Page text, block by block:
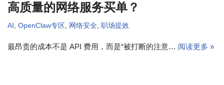
高质量的网络服务买单？
AI , OpenClaw专区 , 网络安全, 职场提效
最昂贵的成本不是 API 费用，而是“被打断的注意… 阅读更多 »